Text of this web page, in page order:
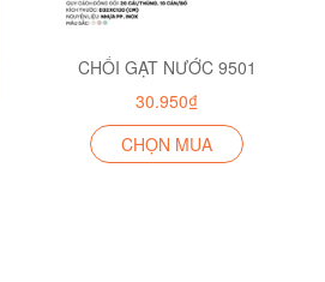
CHỔI GẠT NƯỚC 9501
30.950₫
CHỌN MUA